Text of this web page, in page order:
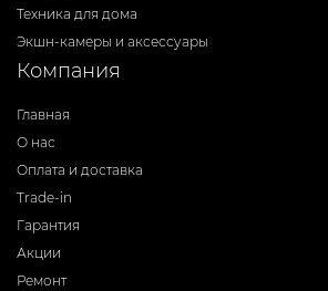
Техника для дома
Экшн-камеры и аксессуары
Компания
Главная
О нас
Оплата и доставка
Trade-in
Гарантия
Акции
Ремонт